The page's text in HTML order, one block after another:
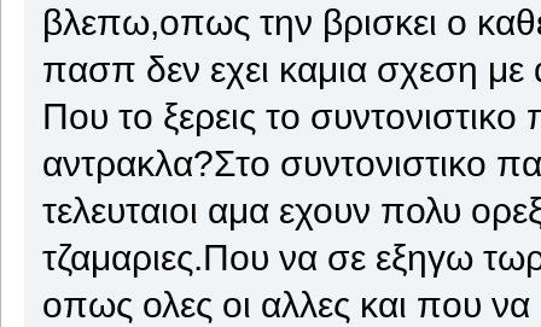
βλεπω,οπως την βρισκει ο
πασπ δεν εχει καμια σχεση
Που το ξερεις το
αντρακλα?Στο συντονιστικο
τελευταιοι αμα εχουν πολυ
τζαμαριες.Που να σε εξηγω
οπως ολες οι αλλες και που